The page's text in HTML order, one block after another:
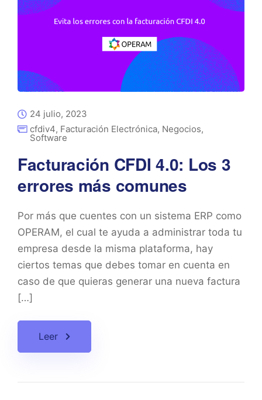
24 julio, 2023
cfdiv4, Facturación Electrónica, Negocios,
Software
Facturación CFDI 4.0: Los 3
errores más comunes
Por más que cuentes con un sistema ERP como
OPERAM, el cual te ayuda a administrar toda tu
empresa desde la misma plataforma, hay
ciertos temas que debes tomar en cuenta en
caso de que quieras generar una nueva factura
[…]
Leer